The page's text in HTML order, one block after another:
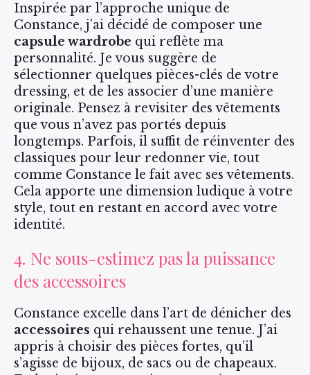
Inspirée par l’approche unique de
Constance, j’ai décidé de composer une
capsule wardrobe qui reflète ma
personnalité. Je vous suggère de
sélectionner quelques pièces-clés de votre
dressing, et de les associer d’une manière
originale. Pensez à revisiter des vêtements
que vous n’avez pas portés depuis
longtemps. Parfois, il suffit de réinventer des
classiques pour leur redonner vie, tout
comme Constance le fait avec ses vêtements.
Cela apporte une dimension ludique à votre
style, tout en restant en accord avec votre
identité.
4. Ne sous-estimez pas la puissance
des accessoires
Constance excelle dans l’art de dénicher des
accessoires qui rehaussent une tenue. J’ai
appris à choisir des pièces fortes, qu’il
s’agisse de bijoux, de sacs ou de chapeaux.